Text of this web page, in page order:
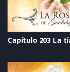
Capítulo 203 La